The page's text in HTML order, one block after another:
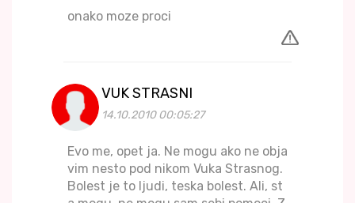
onako moze proci
VUK STRASNI
14.10.2010 00:05:27
Evo me, opet ja. Ne mogu ako ne obja
vim nesto pod nikom Vuka Strasnog.
Bolest je to ljudi, teska bolest. Ali, st